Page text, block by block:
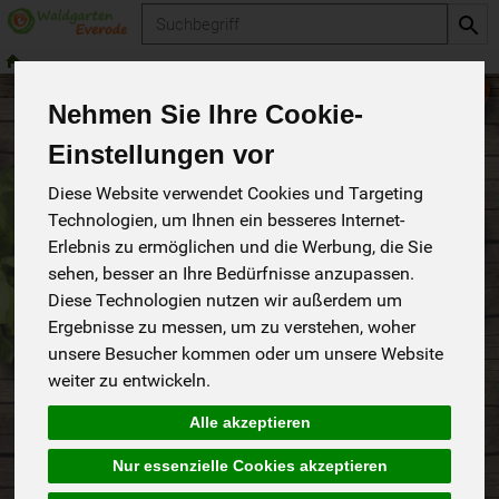
Nehmen Sie Ihre Cookie-
Einstellungen vor
Diese Website verwendet Cookies und Targeting
Technologien, um Ihnen ein besseres Internet-
Erlebnis zu ermöglichen und die Werbung, die Sie
sehen, besser an Ihre Bedürfnisse anzupassen.
Diese Technologien nutzen wir außerdem um
Ergebnisse zu messen, um zu verstehen, woher
unsere Besucher kommen oder um unsere Website
weiter zu entwickeln.
Alle akzeptieren
Nur essenzielle Cookies akzeptieren
Produkt
Anleitung für Bestellungen im Waldgarten Everode
Shop
Neukundenbestellung
1. Unter dem Menüpunkt „Produkte“ wählen Sie die
gewünschten Artikel.
1.1. Hier können Sie unsere Obst- und Gemüsekisten oder
einzelne Produkte auswählen und in den Warenkorb legen.
2. Nachdem Sie Ihre Produkte ausgewählt haben, klicken
Sie auf das Warenkorbsymbol und wechseln zum
2.1. Im Warenkorb wählen Sie, ob es sich um eine Einzel-
oder Dauerbestellung handelt.
2.2. Unter „Zeitraum“ können Sie die gewünschte